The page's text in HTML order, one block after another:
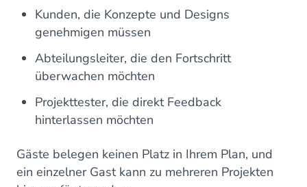
Kunden, die Konzepte und Designs
genehmigen müssen
Abteilungsleiter, die den Fortschritt
überwachen möchten
Projekttester, die direkt Feedback
hinterlassen möchten
Gäste belegen keinen Platz in Ihrem Plan, und
ein einzelner Gast kann zu mehreren Projekten